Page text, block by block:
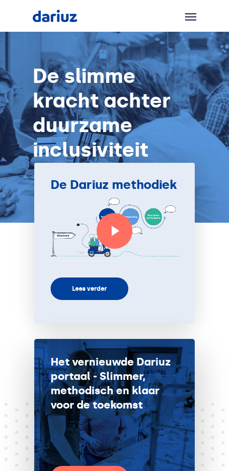
De slimme
kracht achter
duurzame
inclusiviteit
De Dariuz methodiek
Lees verder
Het vernieuwde Dariuz
portaal - Slimmer,
methodisch en klaar
voor de toekomst